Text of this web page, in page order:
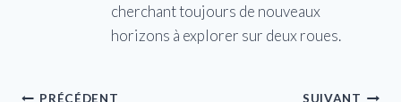
cherchant toujours de nouveaux
horizons à explorer sur deux roues.
PRÉCÉDENT SUIVANT